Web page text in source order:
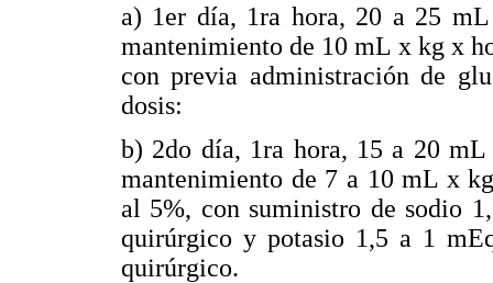
a) 1er día, 1ra hora, 20 a 25
mantenimiento de 10 mL x kg x
con previa administración de
dosis:
b) 2do día, 1ra hora, 15 a 20
mantenimiento de 7 a 10 mL x
al 5%, con suministro de sodio
quirúrgico y potasio 1,5 a 1
quirúrgico.